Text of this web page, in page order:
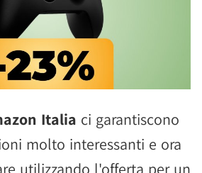
Italia ci garantiscono
molto interessanti e ora
utilizzando l'offerta per un